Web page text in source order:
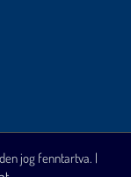
jog fenntartva. |